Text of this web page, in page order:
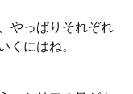
やっぱりそれぞれ
くにはね。